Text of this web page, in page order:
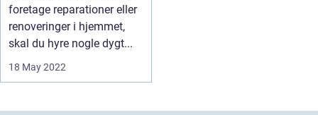
foretage reparationer eller
renoveringer i hjemmet,
skal du hyre nogle dygt...
18 May 2022